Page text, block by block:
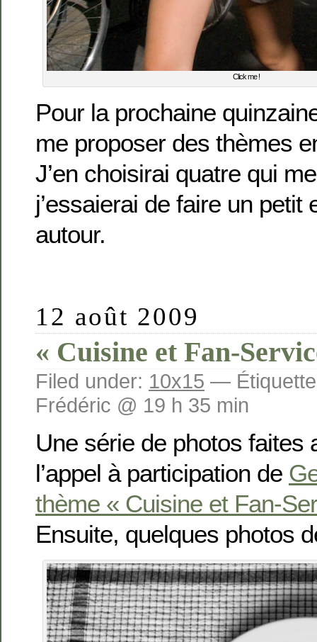
Click me !
Pour la prochaine
me proposer des thèmes
J’en choisirai quatre qui
j’essaierai de faire un petit
autour.
12 août 2009
« Cuisine et Fan-
Filed under: 10x15 —
Frédéric @ 19 h 35 min
Une série de photos faites
l’appel à participation de
thème « Cuisine et Fan-
Ensuite, quelques photos